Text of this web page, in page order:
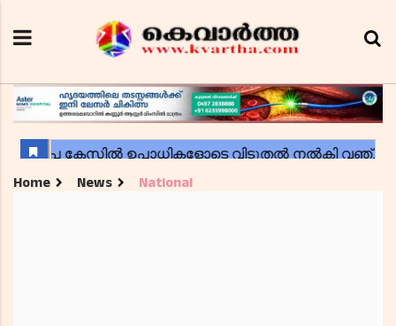
Home News National